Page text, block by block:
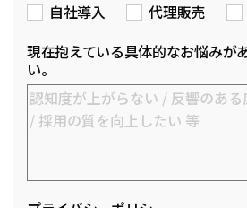
自社導入
代理販売
現在抱えている具体的なお悩みが
い。